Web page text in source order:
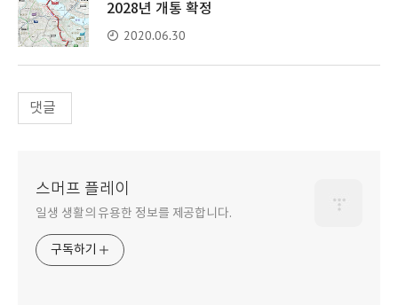
2028년 개통 확정
2020.06.30
댓글
스머프 플레이
일생 생활의 유용한 정보를 제공합니다.
구독하기